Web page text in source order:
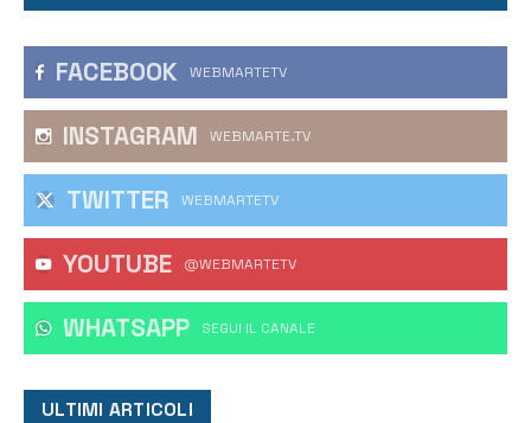
FACEBOOK WEBMARTETV
INSTAGRAM WEBMARTE.TV
TWITTER WEBMARTETV
YOUTUBE @WEBMARTETV
WHATSAPP ‎SEGUI IL CANALE
ULTIMI ARTICOLI